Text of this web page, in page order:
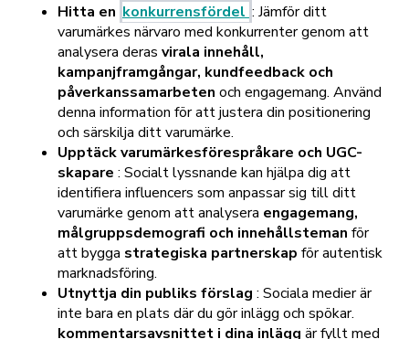
Hitta en konkurrensfördel : Jämför ditt
varumärkes närvaro med konkurrenter genom att
analysera deras virala innehåll,
kampanjframgångar, kundfeedback och
påverkanssamarbeten och engagemang. Använd
denna information för att justera din positionering
och särskilja ditt varumärke.
Upptäck varumärkesförespråkare och UGC-
skapare : Socialt lyssnande kan hjälpa dig att
identifiera influencers som anpassar sig till ditt
varumärke genom att analysera engagemang,
målgruppsdemografi och innehållsteman för
att bygga strategiska partnerskap för autentisk
marknadsföring.
Utnyttja din publiks förslag : Sociala medier är
inte bara en plats där du gör inlägg och spökar.
kommentarsavsnittet i dina inlägg är fyllt med